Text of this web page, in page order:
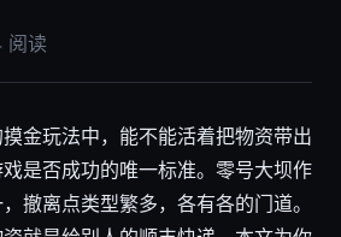
阅读
金玩法中，能不能活着把物资带出
是否成功的唯一标准。零号大坝作
撤离点类型繁多，各有各的门道。